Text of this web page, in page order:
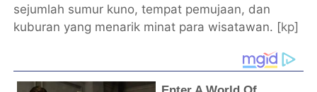
sejumlah sumur kuno, tempat pemujaan, dan
kuburan yang menarik minat para wisatawan. [kp]